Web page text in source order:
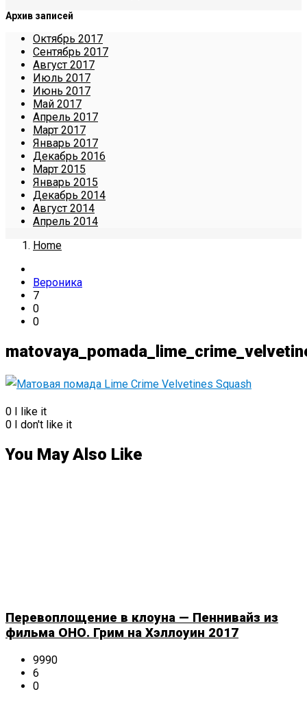
Архив записей
Октябрь 2017
Сентябрь 2017
Август 2017
Июль 2017
Июнь 2017
Май 2017
Апрель 2017
Март 2017
Январь 2017
Декабрь 2016
Март 2015
Январь 2015
Декабрь 2014
Август 2014
Апрель 2014
Home
Вероника
7
0
0
0 I like it
0 I don't like it
You May Also Like
Перевоплощение в клоуна — Пеннивайз из
фильма ОНО. Грим на Хэллоуин 2017
9990
6
0